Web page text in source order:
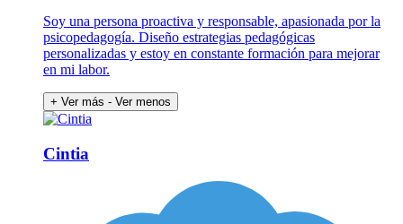
Soy una persona proactiva y responsable, apasionada por la
psicopedagogía. Diseño estrategias pedagógicas
personalizadas y estoy en constante formación para mejorar
en mi labor.
+ Ver más - Ver menos
Cintia